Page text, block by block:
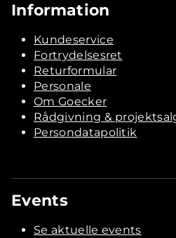
Information
Kundeservice
Fortrydelsesret
Returformular
Personale
Om Goecker
Rådgivning &
Persondatapolitik
Events
Se aktuelle events